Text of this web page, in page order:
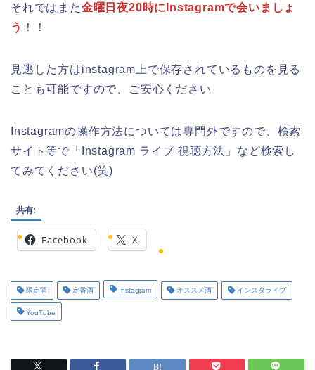
それではまた金曜日夜20時にInstagramで会いましょ
う
！！
見逃した方はinstagram上で保存されているものを見る
ことも可能ですので、ご安心ください
Instagramの操作方法については専門外ですので、検索
サイト等で「Instagram ライブ 視聴方法」など検索し
てみてください(笑)
共有:
Facebook X
限定酒 定番酒 Instagram オススメ酒 インスタライブ
YouTube